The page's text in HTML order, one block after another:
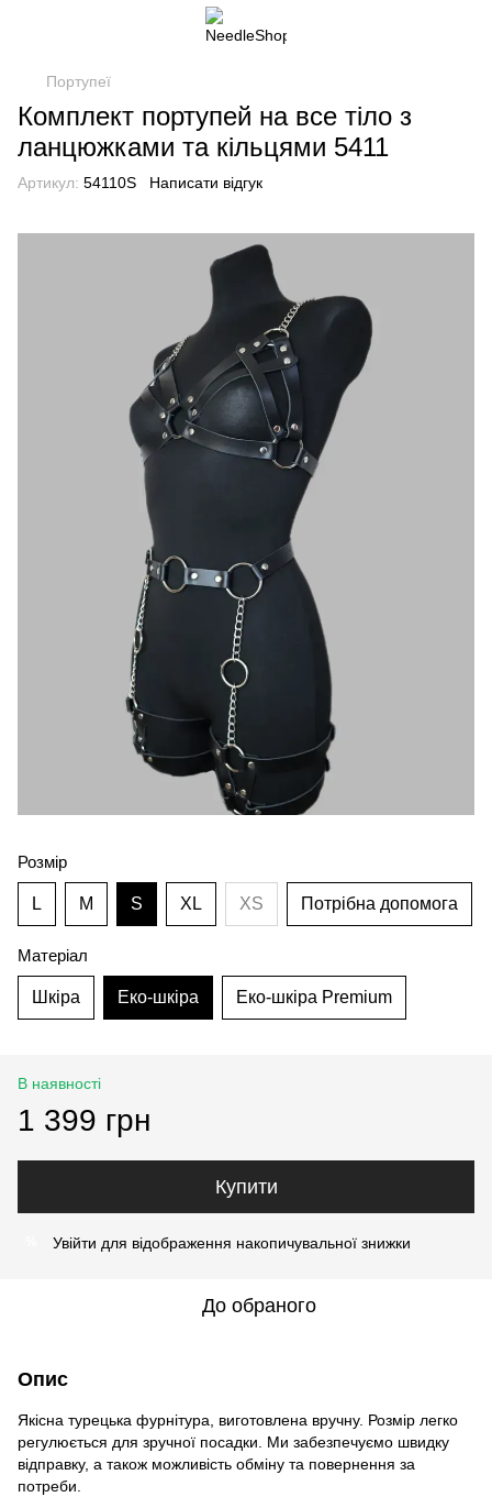
Портупеї
Комплект портупей на все тіло з
ланцюжками та кільцями 5411
Артикул: 54110S Написати відгук
Розмір
L M S XL XS Потрібна допомога
Матеріал
Шкіра Еко-шкіра Еко-шкіра Premium
В наявності
1 399 грн
Купити
Увійти для відображення накопичувальної знижки
До обраного
Опис
Якісна турецька фурнітура, виготовлена вручну. Розмір легко
регулюється для зручної посадки. Ми забезпечуємо швидку
відправку, а також можливість обміну та повернення за
потреби.